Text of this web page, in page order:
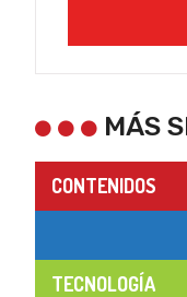
MÁS
CONTENIDOS
TECNOLOGÍA